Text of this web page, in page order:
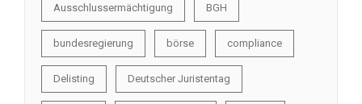
Ausschlussermächtigung BGH
bundesregierung börse compliance
Delisting Deutscher Juristentag